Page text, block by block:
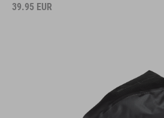
39.95 EUR